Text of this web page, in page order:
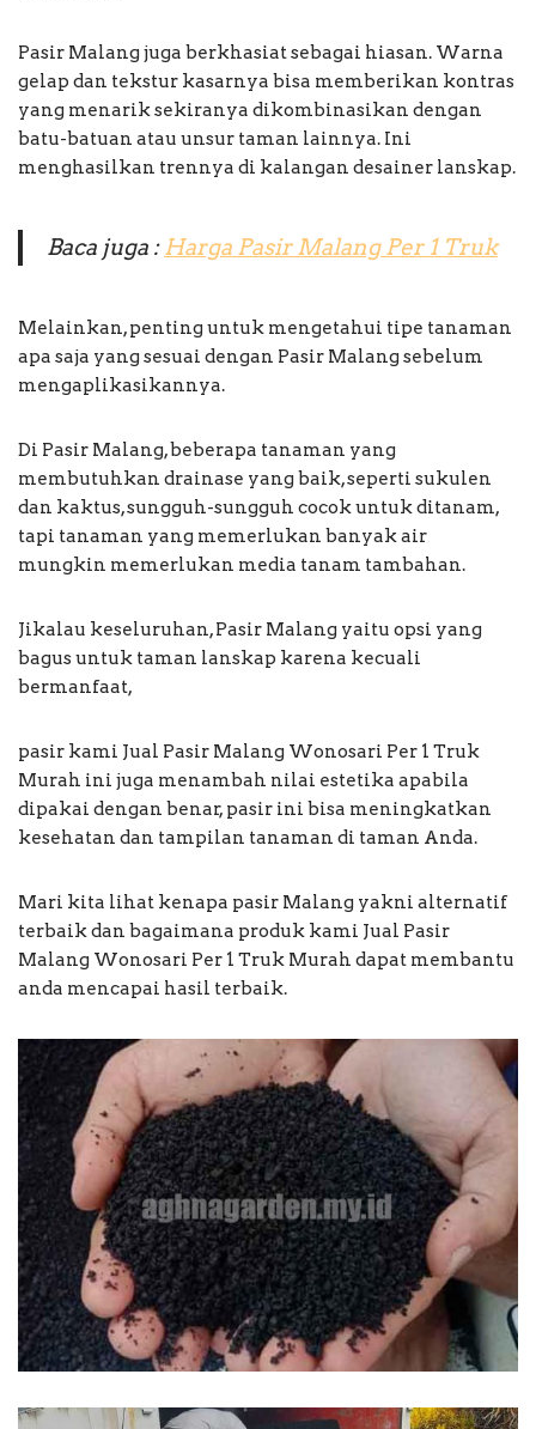
Pasir Malang juga berkhasiat sebagai hiasan. Warna
gelap dan tekstur kasarnya bisa memberikan kontras
yang menarik sekiranya dikombinasikan dengan
batu-batuan atau unsur taman lainnya. Ini
menghasilkan trennya di kalangan desainer lanskap.
Baca juga :Harga Pasir Malang Per 1 Truk
Melainkan, penting untuk mengetahui tipe tanaman
apa saja yang sesuai dengan Pasir Malang sebelum
mengaplikasikannya.
Di Pasir Malang, beberapa tanaman yang
membutuhkan drainase yang baik, seperti sukulen
dan kaktus, sungguh-sungguh cocok untuk ditanam,
tapi tanaman yang memerlukan banyak air
mungkin memerlukan media tanam tambahan.
Jikalau keseluruhan, Pasir Malang yaitu opsi yang
bagus untuk taman lanskap karena kecuali
bermanfaat,
pasir kami Jual Pasir Malang Wonosari Per 1 Truk
Murah ini juga menambah nilai estetika apabila
dipakai dengan benar, pasir ini bisa meningkatkan
kesehatan dan tampilan tanaman di taman Anda.
Mari kita lihat kenapa pasir Malang yakni alternatif
terbaik dan bagaimana produk kami Jual Pasir
Malang Wonosari Per 1 Truk Murah dapat membantu
anda mencapai hasil terbaik.